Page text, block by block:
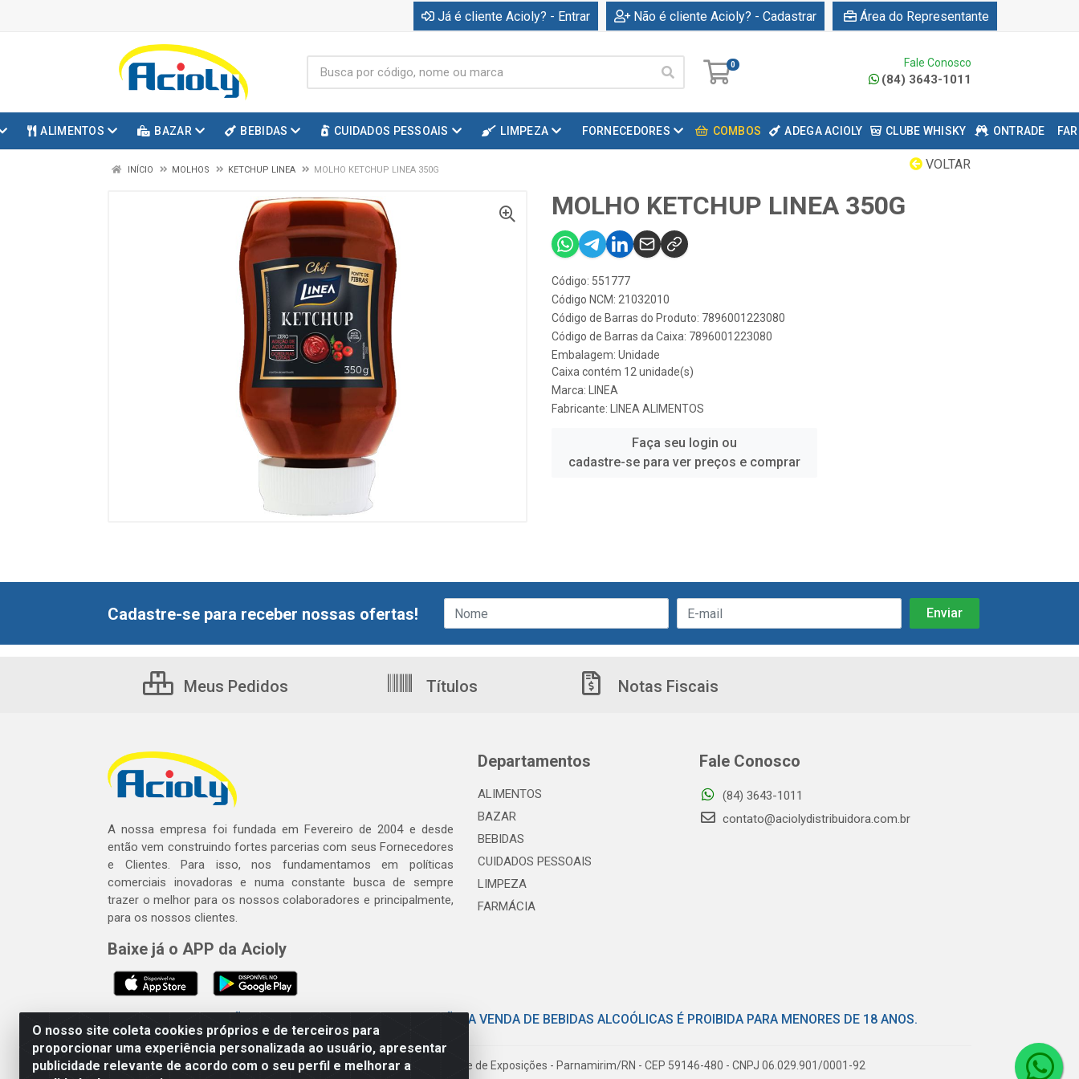
Já é cliente Acioly? - Entrar Não é cliente Acioly? - Cadastrar Área do Representante
0 Fale Conosco
(84) 3643-1011
ALIMENTOS BAZAR BEBIDAS CUIDADOS PESSOAIS LIMPEZA FORNECEDORES COMBOS ADEGA ACIOLY CLUBE WHISKY ONTRADE
VOLTAR
INÍCIO MOLHOS KETCHUP LINEA MOLHO KETCHUP LINEA 350G
MOLHO KETCHUP LINEA 350G
Código: 551777
Código NCM: 21032010
Código de Barras do Produto: 7896001223080
Código de Barras da Caixa: 7896001223080
Embalagem: Unidade
Caixa contém 12 unidade(s)
Marca:
LINEA
Fabricante:
LINEA ALIMENTOS
Faça seu login ou
cadastre-se para ver preços e comprar
O nosso site coleta cookies próprios e de terceiros para
proporcionar uma experiência personalizada ao usuário, apresentar
publicidade relevante de acordo com o seu perfil e melhorar a
Cadastre-se para receber nossas ofertas!
Meus Pedidos Títulos Notas Fiscais
A nossa empresa foi fundada em Fevereiro de 2004 e desde
então vem construindo fortes parcerias com seus Fornecedores
e Clientes. Para isso, nos fundamentamos em políticas
comerciais inovadoras e numa constante busca de sempre
trazer o melhor para os nossos colaboradores e principalmente,
para os nossos clientes.
Baixe já o APP da Acioly
Departamentos
ALIMENTOS
BAZAR
BEBIDAS
CUIDADOS PESSOAIS
LIMPEZA
FARMÁCIA
Fale Conosco
(84) 3643-1011
contato@aciolydistribuidora.com.br
SE BEBER, NÃO DIRIJA. APRECIE COM MODERAÇÃO. A VENDA DE BEBIDAS ALCOÓLICAS É PROIBIDA PARA MENORES DE 18 ANOS.
Acioly Distribuidora - Av Piloto Pereira Tim - Parque de Exposições - Parnamirim/RN - CEP 59146-480 - CNPJ 06.029.901/0001-92